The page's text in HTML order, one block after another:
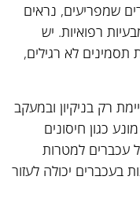
שמפריעים, נראים
רפואיות. יש
לא רגילים,
רק בניקיון ובמעקב
כגון חיסונים
עכברים למטרות
בעכברים יכולה לעזור